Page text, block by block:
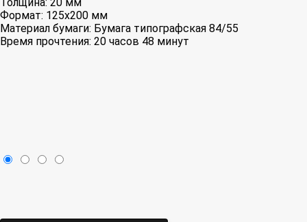
Формат: 125x200 мм
Материал бумаги: Бумага типографская 84/55
Время прочтения: 20 часов 48 минут